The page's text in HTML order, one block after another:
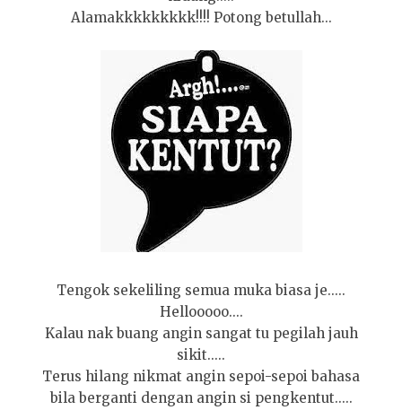
Alamakkkkkkkkk!!!! Potong betullah...
Tengok sekeliling semua muka biasa je.....
Hellooooo....
Kalau nak buang angin sangat tu pegilah jauh
sikit.....
Terus hilang nikmat angin sepoi-sepoi bahasa
bila berganti dengan angin si pengkentut.....